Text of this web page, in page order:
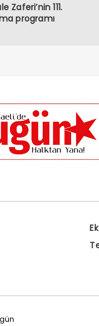
Zaferi’nin 111.
programı